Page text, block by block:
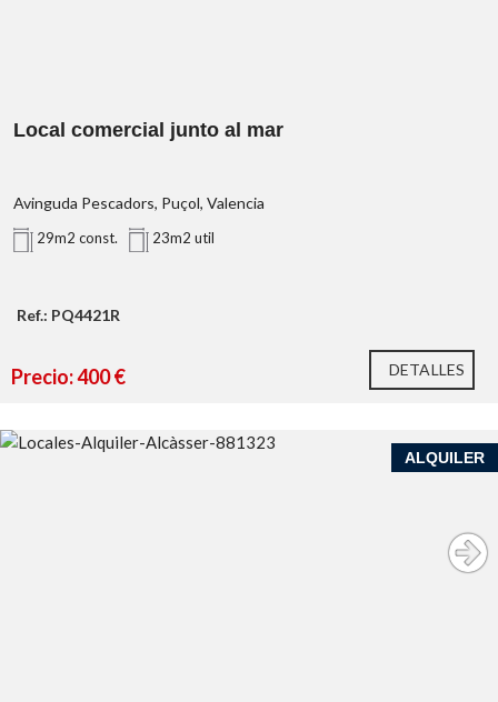
Local comercial junto al mar
Avinguda Pescadors, Puçol, Valencia
29m2 const. 23m2 util
Ref.: PQ4421R
Precio: 400 € DETALLES
ALQUILER